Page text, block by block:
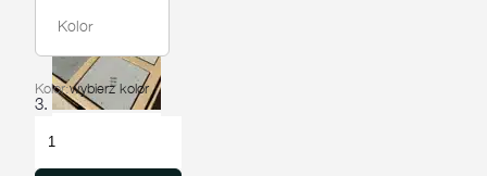
Kolor
Kolor:wybierz kolor
Donica
betonowa